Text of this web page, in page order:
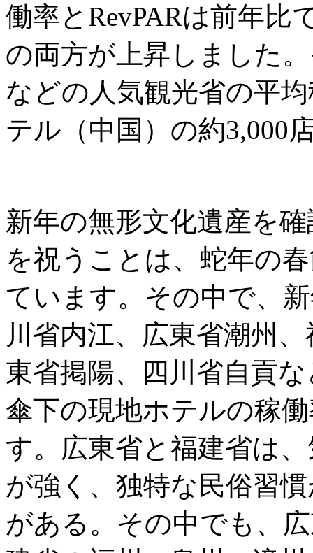
働率とRevPARは前年比
の両方が上昇しました
などの人気観光省の平
テル（中国）の約3,000
新年の無形文化遺産を
を祝うことは、蛇年の
ています。その中で、
川省内江、広東省潮州
東省掲陽、四川省自貢
傘下の現地ホテルの稼
す。広東省と福建省は
が強く、独特な民俗習
がある。その中でも、